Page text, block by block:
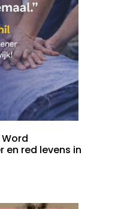
en red levens in